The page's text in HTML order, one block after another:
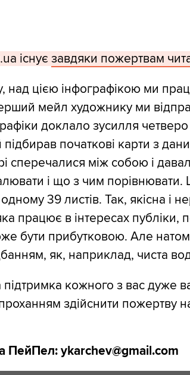
існуєзавдяки пожертвам
над цією інфографікою ми
мейл художнику ми
доклало зусилля
підбирав початкові карти з
сперечалися між собою і
і що з чим порівнювати.
39 листів. Так, якісна і
працює в інтересах публіки,
бути прибутковою. Але
як, наприклад, чиста
підтримка кожного з вас дуже
здійснити пожертву
ПейПел: ykarchev@gmail.com